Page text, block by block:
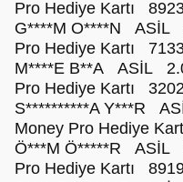
Pro Hediye Kartı
G****M O****N ASİL
Pro Hediye Kartı
M****E B**A ASİL
Pro Hediye Kartı
S**********A Y***R
Money Pro Hediye
Ö***M Ö*****R ASİL
Pro Hediye Kartı